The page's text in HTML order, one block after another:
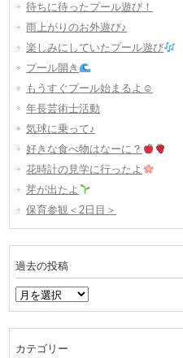
待ちに待ったプール遊び！
雨上がりのお外遊び♪
楽しみにしていたプール遊び
プール開き
もうすぐプール始まるよ☺
年長芸術士活動
気球に乗って♪
好きな食べ物はなーに？
花時計の見学に行ったよ
芽が出たよ
保育参観＜2日目＞
過去の投稿
過
去
稿
カテゴリー